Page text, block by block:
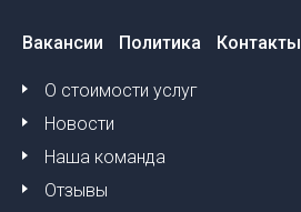
Вакансии Политика Контакты
О стоимости услуг
Новости
Наша команда
Отзывы